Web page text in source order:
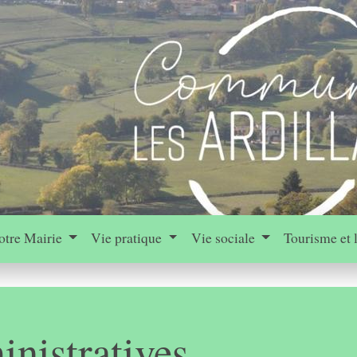
Mairie Vie pratique Vie sociale Tourisme et